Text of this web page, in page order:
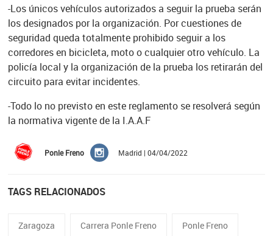
-Los únicos vehículos autorizados a seguir la prueba serán
los designados por la organización. Por cuestiones de
seguridad queda totalmente prohibido seguir a los
corredores en bicicleta, moto o cualquier otro vehículo. La
policía local y la organización de la prueba los retirarán del
circuito para evitar incidentes.
-Todo lo no previsto en este reglamento se resolverá según
la normativa vigente de la I.A.A.F
Ponle Freno Madrid | 04/04/2022
TAGS RELACIONADOS
Zaragoza Carrera Ponle Freno Ponle Freno